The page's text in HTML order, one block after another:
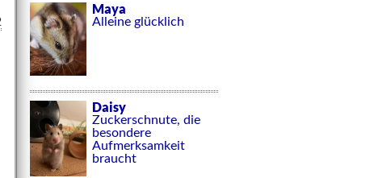
Maya
Alleine glücklich
Daisy
Zuckerschnute, die
besondere
Aufmerksamkeit
braucht